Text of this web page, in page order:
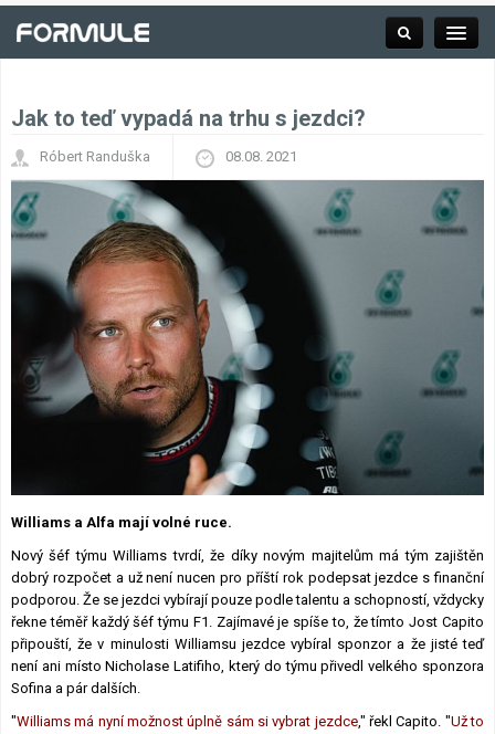
Závodní série
Kalendář F1
Týmy a jezdci F1
Okruhy F1
Jak to teď vypadá na trhu s jezdci?
Róbert Randuška 08.08. 2021
Williams a Alfa mají volné ruce.
Nový šéf týmu Williams tvrdí, že díky novým majitelům má tým zajištěn
dobrý rozpočet a už není nucen pro příští rok podepsat jezdce s finanční
podporou. Že se jezdci vybírají pouze podle talentu a schopností, vždycky
řekne téměř každý šéf týmu F1. Zajímavé je spíše to, že tímto Jost Capito
připouští, že v minulosti Williamsu jezdce vybíral sponzor a že jisté teď
není ani místo Nicholase Latifiho, který do týmu přivedl velkého sponzora
Sofina a pár dalších.
"Williams má nyní možnost úplně sám si vybrat jezdce," řekl Capito. "Už to